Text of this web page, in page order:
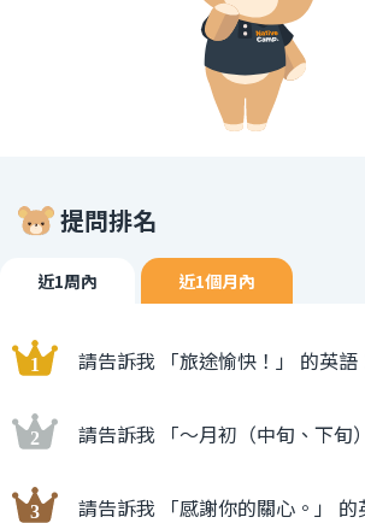
提問排名
近1周內 近1個月內
請告訴我 「旅途愉快！」 的英語
請告訴我 「〜月初（中旬、下旬
請告訴我 「感謝你的關心。」 的